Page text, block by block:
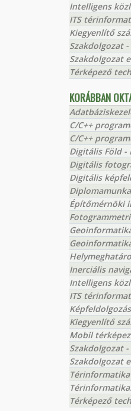
Intelligens
ITS
Kiegyenlítő
Szakdolgozat -
Szakdolgozat
Térképező
KORÁBBAN
C/C++
C/C++
Digitális Föld -
Digitális
Digitális
Építőmérnöki
Inerciális
Intelligens
ITS
Képfeldolgozás
Kiegyenlítő
Mobil
Szakdolgozat -
Szakdolgozat
Térinformatika
Térinformatikai
Térképező